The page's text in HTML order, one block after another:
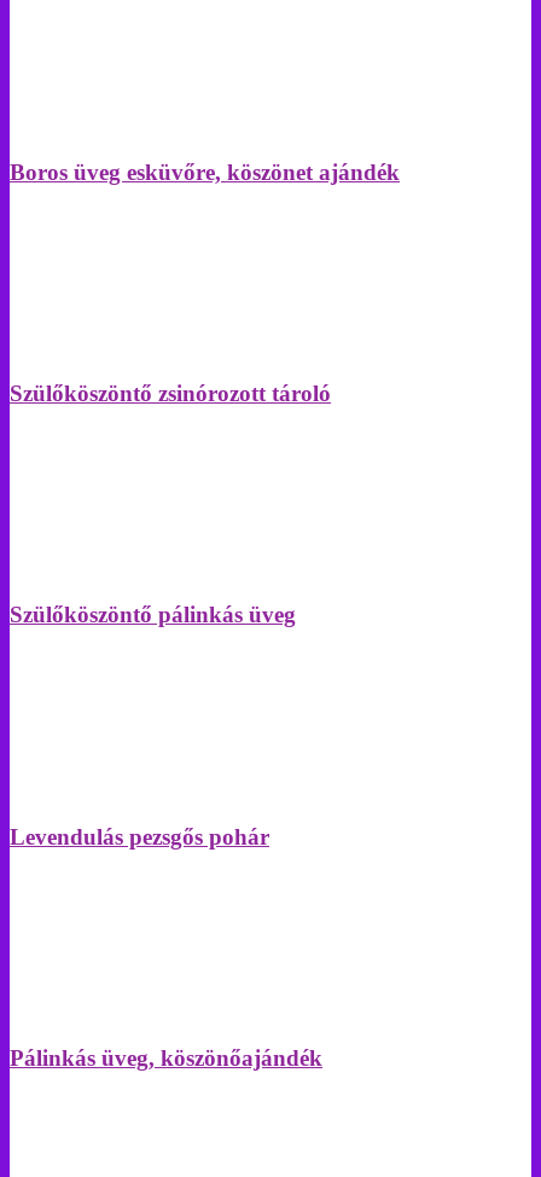
Boros üveg esküvőre, köszönet ajándék
Szülőköszöntő zsinórozott tároló
Szülőköszöntő pálinkás üveg
Levendulás pezsgős pohár
Pálinkás üveg, köszönőajándék